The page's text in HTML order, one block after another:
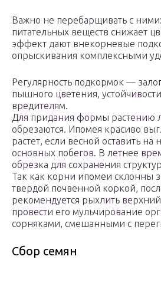
Важно не перебарщивать с
питательных веществ снижает
эффект дают внекорневые
опрыскивания комплексными
Регулярность подкормок —
пышного цветения,
вредителям.
Для придания формы растению
обрезаются. Ипомея красиво
растет, если весной оставить на
основных побегов. В летнее
обрезка для сохранения
Так как корни ипомеи склонны
твердой почвенной коркой,
рекомендуется рыхлить
провести его мульчирование
сорняками, смешанными с
Сбор семян